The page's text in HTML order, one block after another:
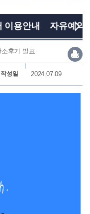
이용안내 자유예약
후기 발표
작성일 2024.07.09